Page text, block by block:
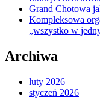
Grand Chotowa
Kompleksowa
„wszystko w
Archiwa
luty 2026
styczeń 2026